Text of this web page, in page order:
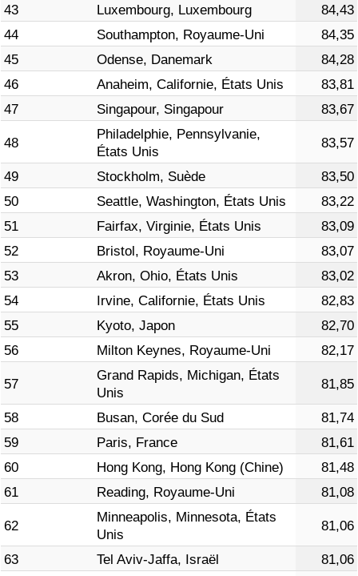
43 Luxembourg, Luxembourg
84,43
44
Southampton, Royaume-Uni
84,35
45
Odense, Danemark
84,28
46
Anaheim, Californie, États Unis
83,81
47
Singapour, Singapour 83,67
48
Philadelphie, Pennsylvanie,
États Unis
83,57
49 Stockholm, Suède
83,50
50
Seattle, Washington, États Unis
83,22
51
Fairfax, Virginie, États Unis
83,09
52
Bristol, Royaume-Uni
83,07
53
Akron, Ohio, États Unis
83,02
54
Irvine, Californie, États Unis
82,83
55
Kyoto, Japon
82,70
56
Milton Keynes, Royaume-Uni 82,17
57
Grand Rapids, Michigan, États
Unis
81,85
58 Busan, Corée du Sud
81,74
59
Paris, France
81,61
60
Hong Kong, Hong Kong (Chine)
81,48
61
Reading, Royaume-Uni 81,08
62
Minneapolis, Minnesota, États
Unis
81,06
63 Tel Aviv-Jaffa, Israël
81,06